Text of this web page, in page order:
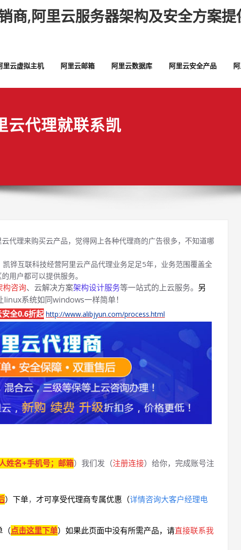
商,阿里云服务器架构及安全方案
里云虚拟主机 阿里云邮箱 阿里云数据库 阿里云安全产品
云代理就联系凯
代理来购买云产品，觉得网上各种代理商的广告很多，不知道哪
铧互联科技经营阿里云产品代理业务足足5年，业务范围覆盖全
用户都可以提供服务。
构咨询、云解决方案架构设计服务等一站式的上云服务。 另
linux系统如同windows一样简单！
全0.6折起 http://www.alibjyun.com/process.html
姓名+手机号；邮箱）我们发（注册连接）给你，完成账号注
） 下单， 才可享受代理商专属优惠 （详情咨询大客户经理电
（点击这里下单） 如果此页面中没有所需产品，请直接联系我